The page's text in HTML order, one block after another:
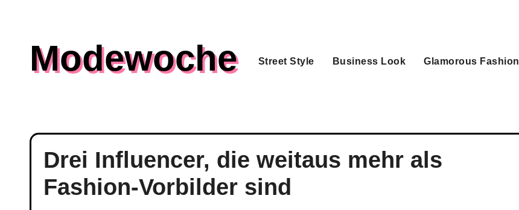
Modewoche Street Style Business Look Glamorous Fashion
Drei Influencer, die weitaus mehr als
Fashion-Vorbilder sind